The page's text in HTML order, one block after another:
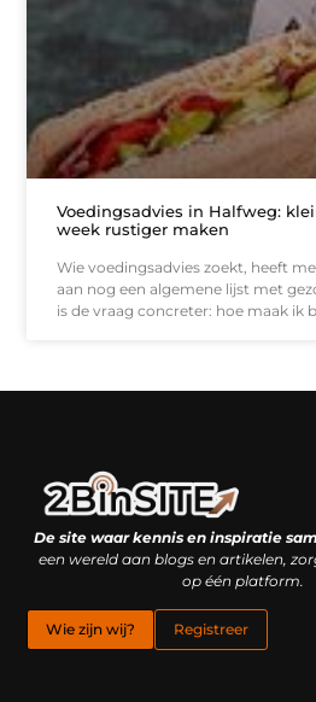
Voedingsadvies in Halfweg:
week rustiger maken
Wie voedingsadvies zoekt, heeft
aan nog een algemene lijst met
is de vraag concreter: hoe maak ik
De site waar kennis en inspiratie
een wereld aan blogs en artikelen,
op één platform.
Wie zijn wij? Registreer